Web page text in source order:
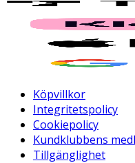
Köpvillkor
Integritetspolicy
Cookiepolicy
Kundklubbens
Tillgänglighet